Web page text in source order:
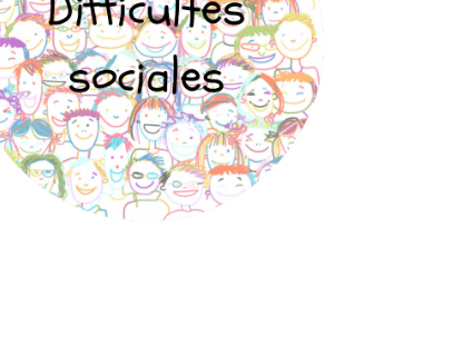
Qualités relationnelles
Apprendre à communiquer
Résoudre des difficultés